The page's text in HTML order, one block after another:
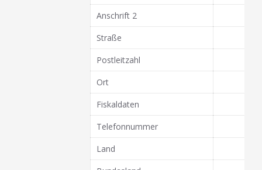
Anschrift 2
Straße
Postleitzahl
Ort
Fiskaldaten
Telefonnummer
Land